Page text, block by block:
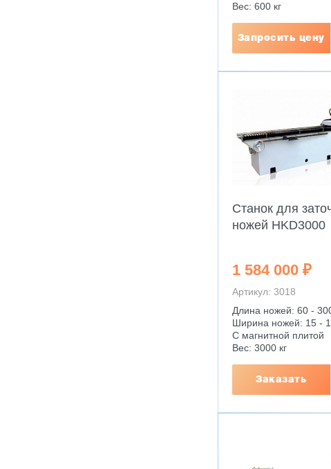
Вес: 600 кг
Запросить цену
Станок для
ножей HKD3000
1 584 000 ₽
Артикул: 3018
Длина ножей: 60 -
Ширина ножей: 15 -
С магнитной плитой
Вес: 3000 кг
Заказать